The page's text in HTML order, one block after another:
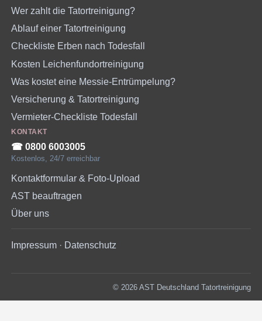
Wer zahlt die Tatortreinigung?
Ablauf einer Tatortreinigung
Checkliste Erben nach Todesfall
Kosten Leichenfundortreinigung
Was kostet eine Messie-Entrümpelung?
Versicherung & Tatortreinigung
Vermieter-Checkliste Todesfall
KONTAKT
☎︎ 0800 6003005
Kostenlos, 24/7 erreichbar
Kontaktformular & Foto-Upload
AST beauftragen
Über uns
Impressum · Datenschutz
© 2026 AST Deutschland Tatortreinigung